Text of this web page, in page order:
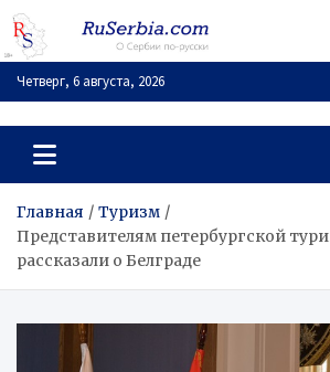
Перейти
содержимому
Четверг, 6 августа, 2026
RuSerbia.com
О Сербии – по-русски
Главная
Туризм
Представителям петербургской
рассказали о Белграде